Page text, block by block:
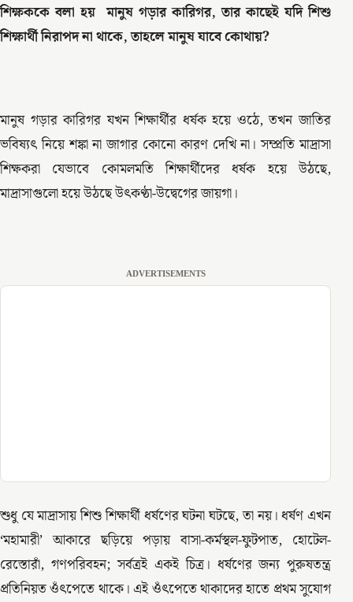
শিক্ষককে বলা হয় মানুষ গড়ার কারিগর, তার কাছেই যদি শিশু
শিক্ষার্থী নিরাপদ না থাকে, তাহলে মানুষ যাবে কোথায়?
মানুষ গড়ার কারিগর যখন শিক্ষার্থীর ধর্ষক হয়ে ওঠে, তখন জাতির
ভবিষ্যৎ নিয়ে শঙ্কা না জাগার কোনো কারণ দেখি না। সম্প্রতি মাদ্রাসা
শিক্ষকরা যেভাবে কোমলমতি শিক্ষার্থীদের ধর্ষক হয়ে উঠছে,
মাদ্রাসাগুলো হয়ে উঠছে উৎকণ্ঠা-উদ্বেগের জায়গা।
ADVERTISEMENTS
শুধু যে মাদ্রাসায় শিশু শিক্ষার্থী ধর্ষণের ঘটনা ঘটছে, তা নয়। ধর্ষণ এখন
‘মহামারী’ আকারে ছড়িয়ে পড়ায় বাসা-কর্মস্থল-ফুটপাত, হোটেল-
রেস্তোরাঁ, গণপরিবহন; সর্বত্রই একই চিত্র। ধর্ষণের জন্য পুরুষতন্ত্র
প্রতিনিয়ত ওঁৎপেতে থাকে। এই ওঁৎপেতে থাকাদের হাতে প্রথম সুযোগ